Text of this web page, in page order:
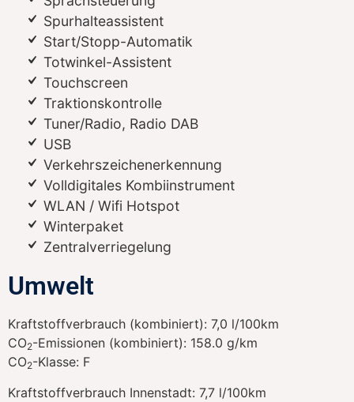
Spurhalteassistent
Start/Stopp-Automatik
Totwinkel-Assistent
Touchscreen
Traktionskontrolle
Tuner/Radio, Radio DAB
USB
Verkehrszeichenerkennung
Volldigitales Kombiinstrument
WLAN / Wifi Hotspot
Winterpaket
Zentralverriegelung
Umwelt
Kraftstoffverbrauch (kombiniert): 7,0 l/100km
CO2-Emissionen (kombiniert): 158.0 g/km
CO2-Klasse: F
Kraftstoffverbrauch Innenstadt: 7,7 l/100km